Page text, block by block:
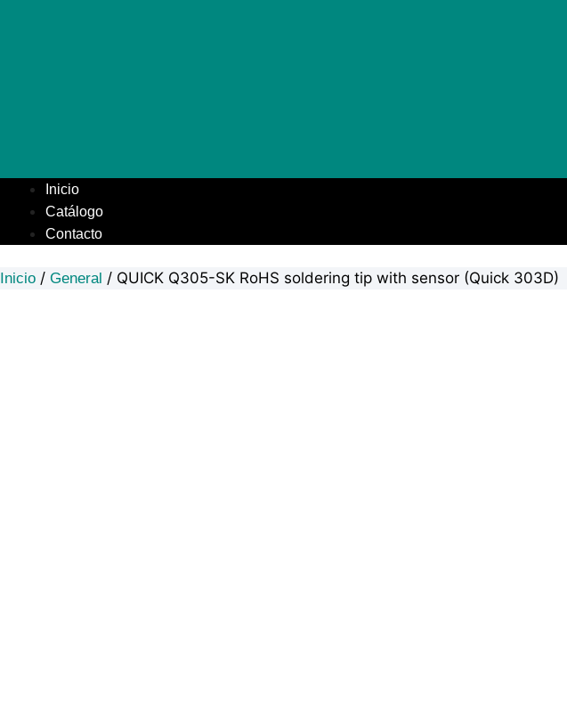
Inicio
Catálogo
Contacto
Inicio / General / QUICK Q305-SK RoHS soldering tip with sensor (Quick 303D)